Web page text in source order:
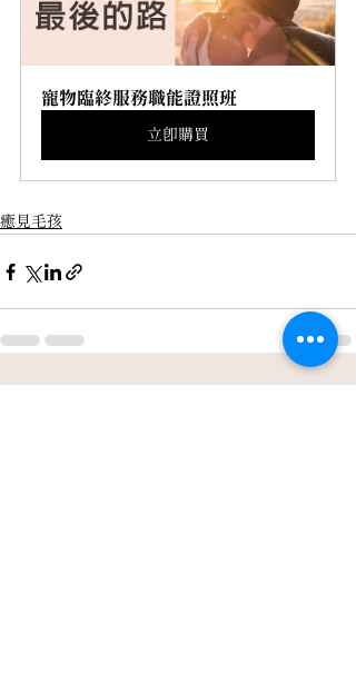
寵物臨終服務職能證照班
立即購買
癒見毛孩